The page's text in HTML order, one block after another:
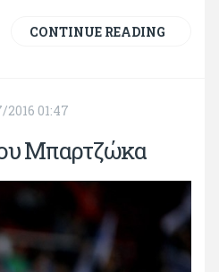
CONTINUE READING
2016 01:47
Μπαρτζώκα